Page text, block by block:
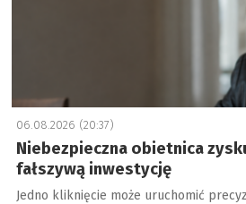
06.08.2026 (20:37)
Niebezpieczna obietnica
fałszywą inwestycję
Jedno kliknięcie może uruchomić